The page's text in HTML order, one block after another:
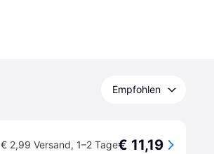
Empfohlen
€ 2,99 Versand, 1–2 Tage€ 11,19